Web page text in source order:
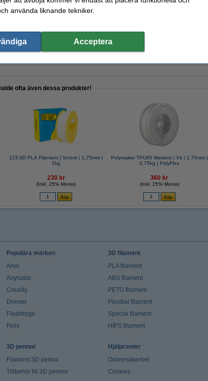
Edition II Filament Drybox
ofta även dessa produkter!
123-3D PLA Filament | Snövit | 1,75mm |
1kg
230 kr
(Inkl. 25% Moms)
Polymaker TPU95 filament | Vit | 1,75mm |
0,75kg | PolyFlex
360 kr
(Inkl. 25% Moms)
Populära märken
Anet
Anycubic
Creality
Dremel
Flashforge
Felix
3D filament
PLA filament
ABS filament
PETG filament
Flexibel filament
Special filament
HIPS filament
3D pennor
Filament 3D penna
Tillbehör till 3D pennor
Hjälpcenter
Onlinesäkerhet
Cookies
använda liknande tekniker.
Acceptera